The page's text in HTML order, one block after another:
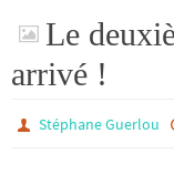
Le
arrivé !
Stéphane Guerlou